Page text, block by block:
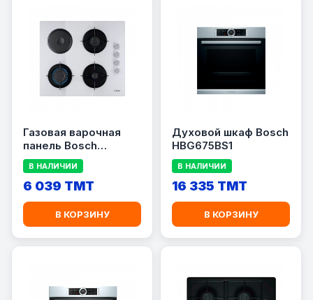
Газовая варочная
панель Bosch
POY6B2O10Q
В НАЛИЧИИ
6 039 TMT
В КОРЗИНУ
Духовой шкаф Bosch
HBG675BS1
В НАЛИЧИИ
16 335 TMT
В КОРЗИНУ